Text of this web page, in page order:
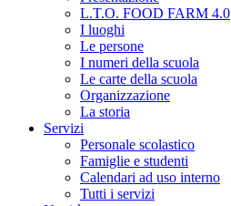
L.T.O. FOOD FARM 4.0
I luoghi
Le persone
I numeri della scuola
Le carte della scuola
Organizzazione
La storia
Servizi
Personale scolastico
Famiglie e studenti
Calendari ad uso interno
Tutti i servizi